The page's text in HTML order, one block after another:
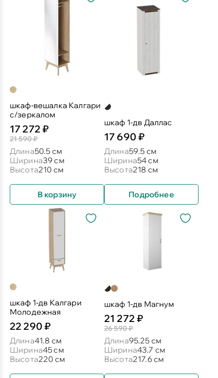
шкаф-вешалка Калгари
с/зеркалом
17 272 ₽
21 590 ₽
Длина50.5 см
Ширина39 см
Высота210 см
В корзину
шкаф 1-дв Даллас
17 690 ₽
Длина59.5 см
Ширина54 см
Высота218 см
Подробнее
шкаф 1-дв Калгари
Молодежная
22 290 ₽
Длина41.8 см
Ширина45 см
Высота220 см
шкаф 1-дв Магнум
21 272 ₽
26 590 ₽
Длина95.25 см
Ширина43.7 см
Высота217.6 см